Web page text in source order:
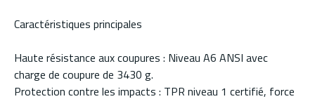
Caractéristiques principales
Haute résistance aux coupures : Niveau A6 ANSI avec
charge de coupure de 3430 g.
Protection contre les impacts : TPR niveau 1 certifié, force